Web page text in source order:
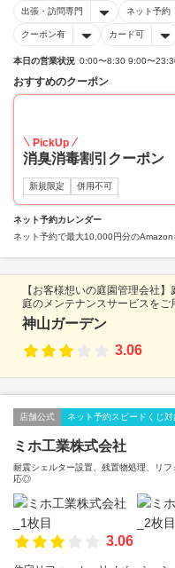
出張・訪問専門 ネット予約
クーポン有 カード可
本日の営業状況 0:00〜8:30 9:00〜
おすすめのクーポン
PickUp
消臭消毒割引クーポン
新規限定 併用不可
ネット予約カレンダー
ネット予約で最大10,000円分のAmazon
【お客様想いの庭園管理会社
庭のメンテナンスサービスをご
神山ガーデン
3.06
店舗公式 ネット予約スピードくじ対
ミホ工業株式会社
耐震シェルター設置、残置物処理、リ
応◎
3.06